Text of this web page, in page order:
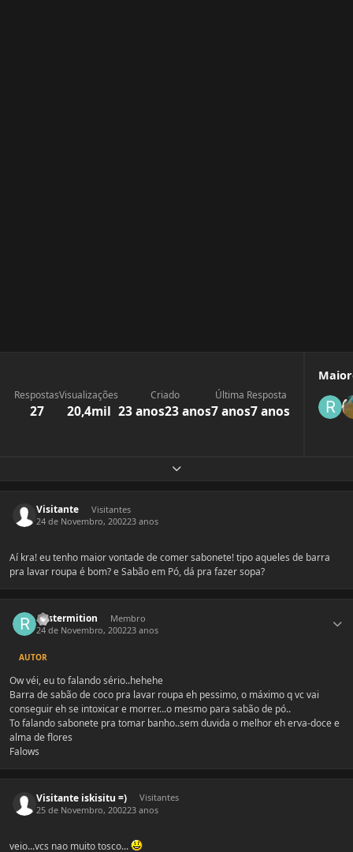
Respostas
27
Visualizações
20,4mil
Criado
23 anos23 anos
Última Resposta
7 anos7 anos
Expandir visão geral do tópico
Visitante
Visitantes
24 de Novembro, 200223 anos
Aí kra! eu tenho maior vontade de comer sabonete! tipo aqueles de barra
pra lavar roupa é bom? e Sabão em Pó, dá pra fazer sopa?
Rastermition
Membro
24 de Novembro, 200223 anos
AUTOR
Ow véi, eu to falando sério..hehehe
Barra de sabão de coco pra lavar roupa eh pessimo, o máximo q vc vai
conseguir eh se intoxicar e morrer...o mesmo para sabão de pó..
To falando sabonete pra tomar banho..sem duvida o melhor eh erva-doce e
alma de flores
Falows
Visitante iskisitu =)
Visitantes
25 de Novembro, 200223 anos
veio...vcs nao muito tosco...